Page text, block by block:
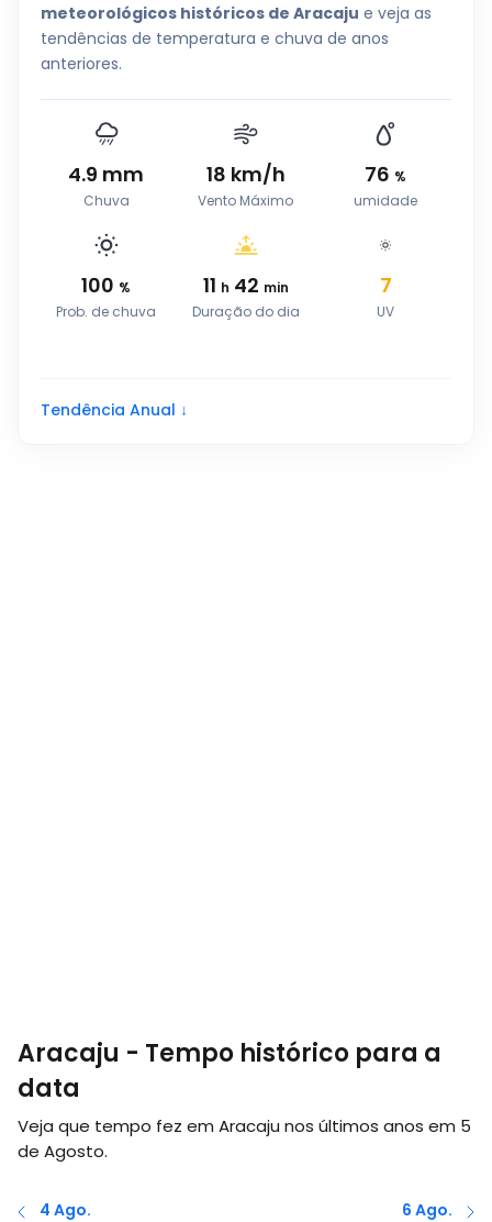
meteorológicos históricos de Aracaju e veja as
tendências de temperatura e chuva de anos
anteriores.
4.9 mm
Chuva
18 km/h
Vento Máximo
76 %
umidade
100 %
Prob. de chuva
11 h 42 min
Duração do dia
7
UV
Tendência Anual ↓
Aracaju - Tempo histórico para a
data
Veja que tempo fez em Aracaju nos últimos anos em 5
de Agosto.
4 Ago. 6 Ago.